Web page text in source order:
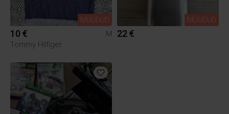
MÜÜDUD
10 €
M
Tommy Hilfiger
MÜÜDUD
22 €